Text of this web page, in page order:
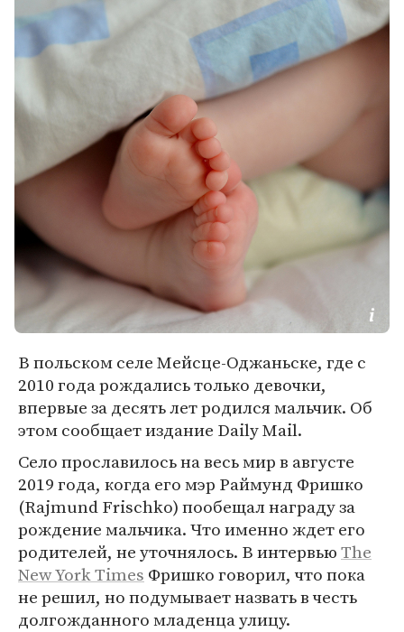
В польском селе Мейсце-Оджаньске, где с
2010 года рождались только девочки,
впервые за десять лет родился мальчик. Об
этом сообщает издание Daily Mail.
Село прославилось на весь мир в августе
2019 года, когда его мэр Раймунд Фришко
(Rajmund Frischko) пообещал награду за
рождение мальчика. Что именно ждет его
родителей, не уточнялось. В интервьюThe
New York Times Фришко говорил, что пока
не решил, но подумывает назвать в честь
долгожданного младенца улицу.